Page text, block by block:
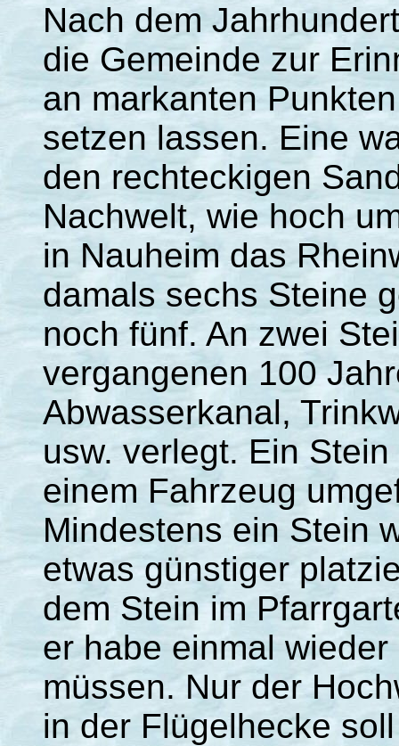
Nach dem
die Gemeinde zur
an markanten
setzen lassen. Eine
den rechteckigen
Nachwelt, wie hoch
in Nauheim das
damals sechs Steine
noch fünf. An zwei
vergangenen 100
Abwasserkanal,
usw. verlegt. Ein
einem Fahrzeug
Mindestens ein Stein
etwas günstiger
dem Stein im
er habe einmal
müssen. Nur der
in der Flügelhecke